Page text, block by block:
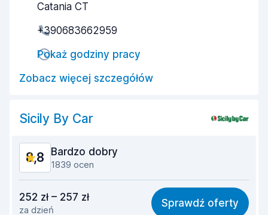
Czystość samochodu
Catania CT
+390683662959
Pokaż godziny pracy
Zobacz więcej szczegółów
Sicily By Car
8,8 Bardzo dobry
1839 ocen
8,7
252 zł – 257 zł
za dzień
Sprawdź oferty